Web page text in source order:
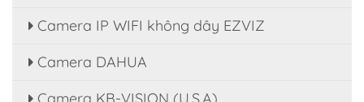
Camera IP WIFI không dây EZVIZ
Camera DAHUA